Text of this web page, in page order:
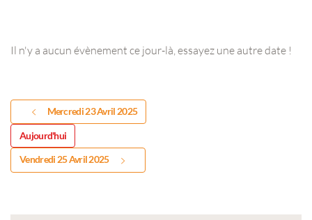
Il n'y a aucun évènement ce jour-là, essayez une autre date !
Mercredi 23 Avril 2025
Aujourd'hui
Vendredi 25 Avril 2025